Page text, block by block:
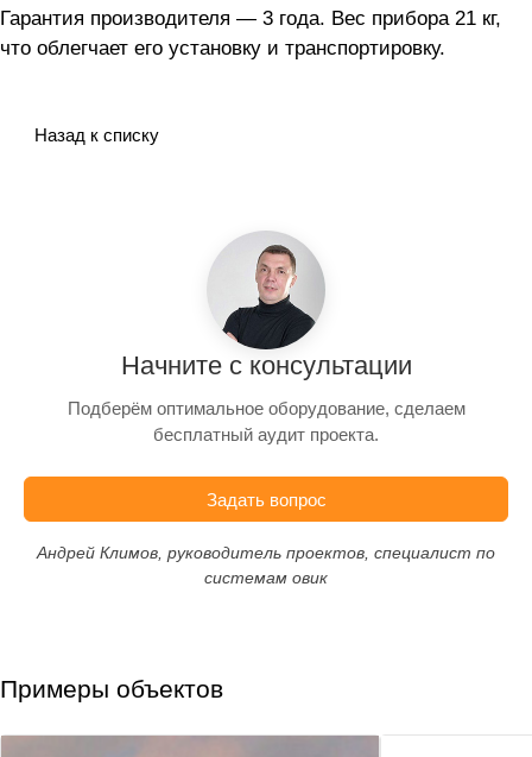
Гарантия производителя — 3 года. Вес прибора 21 кг,
что облегчает его установку и транспортировку.
Назад к списку
Начните с консультации
Подберём оптимальное оборудование, сделаем
бесплатный аудит проекта.
Задать вопрос
Андрей Климов, руководитель проектов, специалист по
системам овик
Примеры объектов